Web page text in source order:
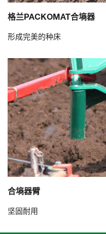
格兰PACKOMAT合墒器
形成完美的种床
合墒器臂
坚固耐用